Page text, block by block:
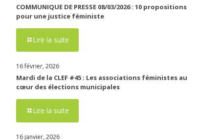
COMMUNIQUE DE PRESSE 08/03/2026 : 10 propositions
pour une justice féministe
Lire la suite
16 février, 2026
Mardi de la CLEF #45 : Les associations féministes au
cœur des élections municipales
Lire la suite
16 janvier, 2026